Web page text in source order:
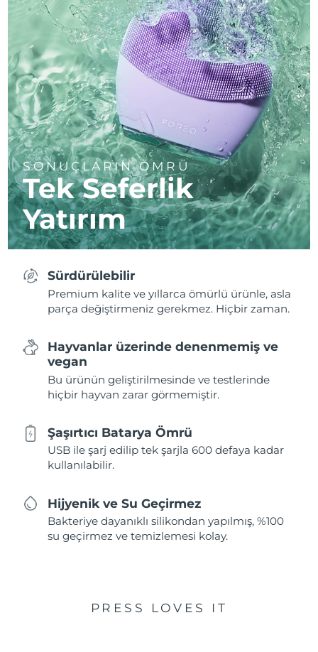
SONUÇLARIN ÖMRÜ
Tek Seferlik
Yatırım
Sürdürülebilir
Premium kalite ve yıllarca ömürlü ürünle, asla
parça değiştirmeniz gerekmez. Hiçbir zaman.
Hayvanlar üzerinde denenmemiş ve
vegan
Bu ürünün geliştirilmesinde ve testlerinde
hiçbir hayvan zarar görmemiştir.
Şaşırtıcı Batarya Ömrü
USB ile şarj edilip tek şarjla 600 defaya kadar
kullanılabilir.
Hijyenik ve Su Geçirmez
Bakteriye dayanıklı silikondan yapılmış, %100
su geçirmez ve temizlemesi kolay.
PRESS LOVES IT